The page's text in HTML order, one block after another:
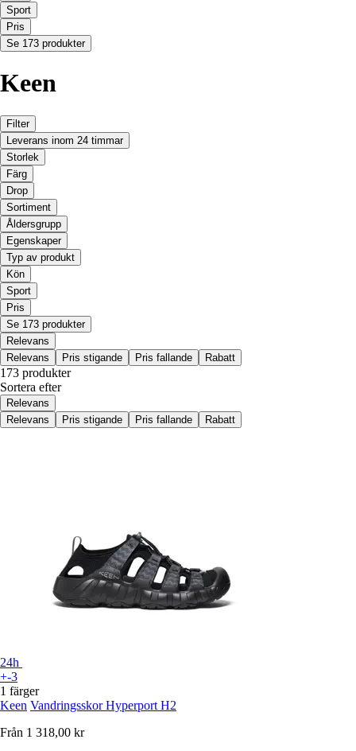
Sport
Pris
Se 173 produkter
Keen
Filter
Leverans inom 24 timmar
Storlek
Färg
Drop
Sortiment
Åldersgrupp
Egenskaper
Typ av produkt
Kön
Sport
Pris
Se 173 produkter
Relevans
Relevans
Pris stigande Pris fallande Rabatt
173 produkter
Sortera efter
Relevans
Relevans
Pris stigande Pris fallande Rabatt
24h
+-3
1 färger
Keen Vandringsskor Hyperport H2
Från 1 318,00 kr